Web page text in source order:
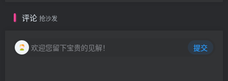
评论 抢沙发
欢迎您留下宝贵的见解！ 提交